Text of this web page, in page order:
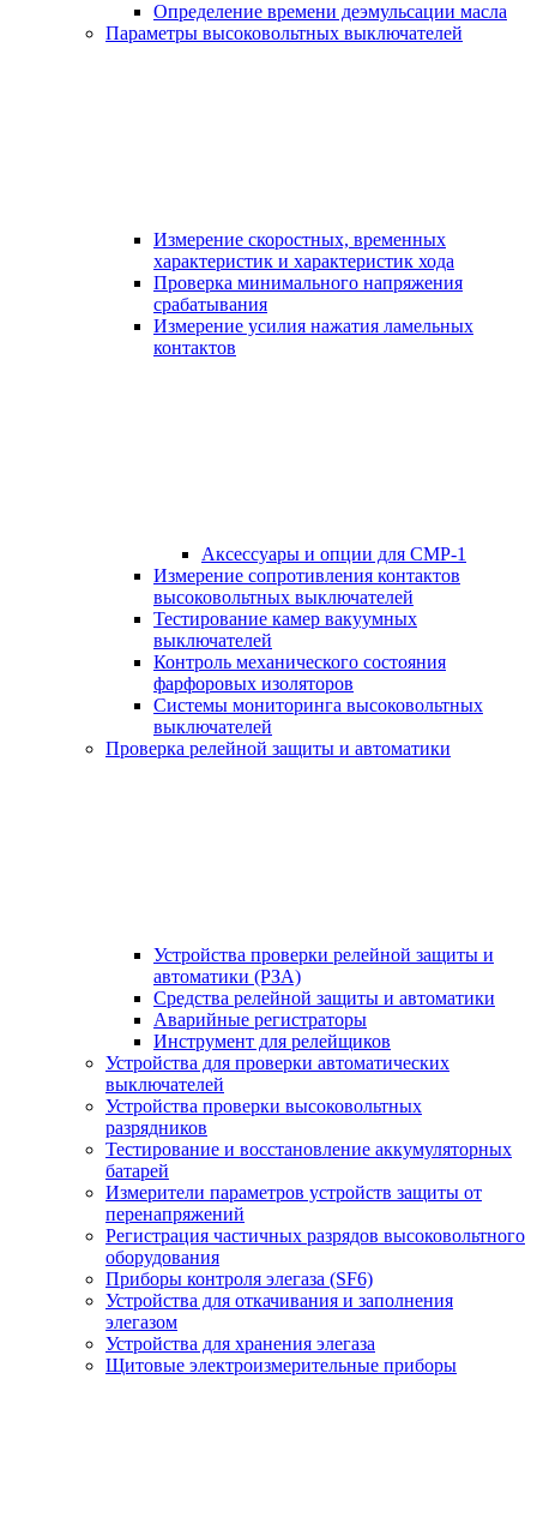
Определение времени деэмульсации масла
Параметры высоковольтных выключателей
Измерение скоростных, временных
характеристик и характеристик хода
Проверка минимального напряжения
срабатывания
Измерение усилия нажатия ламельных
контактов
Аксессуары и опции для СМР-1
Измерение сопротивления контактов
высоковольтных выключателей
Тестирование камер вакуумных
выключателей
Контроль механического состояния
фарфоровых изоляторов
Системы мониторинга высоковольтных
выключателей
Проверка релейной защиты и автоматики
Устройства проверки релейной защиты и
автоматики (РЗА)
Средства релейной защиты и автоматики
Аварийные регистраторы
Инструмент для релейщиков
Устройства для проверки автоматических
выключателей
Устройства проверки высоковольтных
разрядников
Тестирование и восстановление аккумуляторных
батарей
Измерители параметров устройств защиты от
перенапряжений
Регистрация частичных разрядов высоковольтного
оборудования
Приборы контроля элегаза (SF6)
Устройства для откачивания и заполнения
элегазом
Устройства для хранения элегаза
Щитовые электроизмерительные приборы